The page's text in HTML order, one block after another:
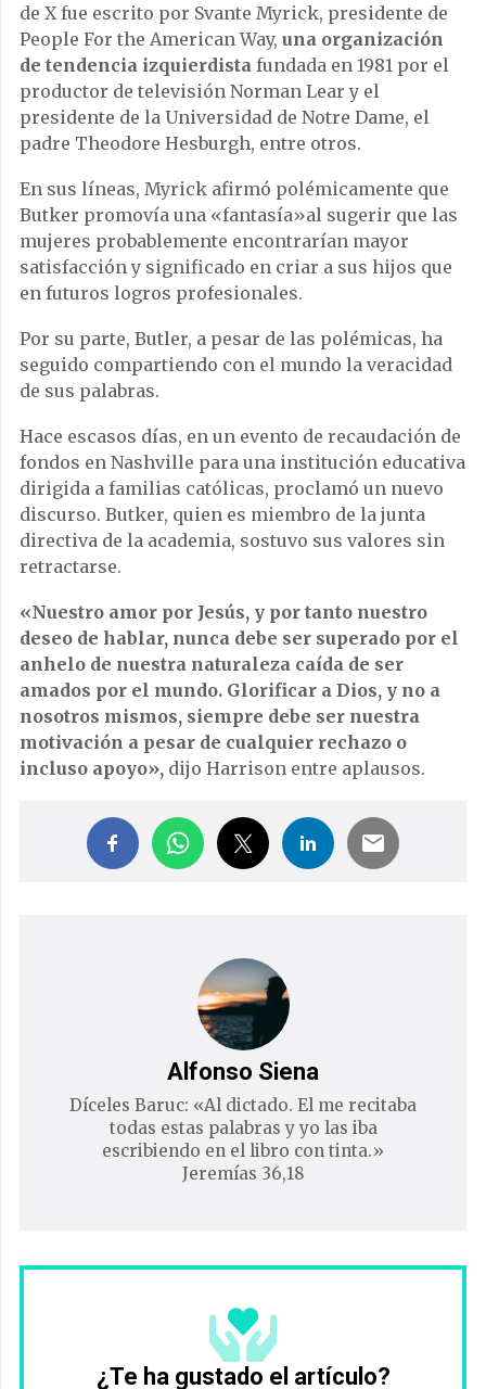
de X fue escrito por Svante Myrick, presidente de
People For the American Way, una organización
de tendencia izquierdista fundada en 1981 por el
productor de televisión Norman Lear y el
presidente de la Universidad de Notre Dame, el
padre Theodore Hesburgh, entre otros.
En sus líneas, Myrick afirmó polémicamente que
Butker promovía una «fantasía»al sugerir que las
mujeres probablemente encontrarían mayor
satisfacción y significado en criar a sus hijos que
en futuros logros profesionales.
Por su parte, Butler, a pesar de las polémicas, ha
seguido compartiendo con el mundo la veracidad
de sus palabras.
Hace escasos días, en un evento de recaudación de
fondos en Nashville para una institución educativa
dirigida a familias católicas, proclamó un nuevo
discurso. Butker, quien es miembro de la junta
directiva de la academia, sostuvo sus valores sin
retractarse.
«Nuestro amor por Jesús, y por tanto nuestro
deseo de hablar, nunca debe ser superado por el
anhelo de nuestra naturaleza caída de ser
amados por el mundo. Glorificar a Dios, y no a
nosotros mismos, siempre debe ser nuestra
motivación a pesar de cualquier rechazo o
incluso apoyo», dijo Harrison entre aplausos.
Alfonso Siena
Díceles Baruc: «Al dictado. El me recitaba
todas estas palabras y yo las iba
escribiendo en el libro con tinta.»
Jeremías 36,18
¿Te ha gustado el artículo?